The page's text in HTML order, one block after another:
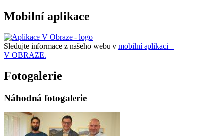
Mobilní aplikace
Sledujte informace z našeho webu v mobilní aplikaci –
V OBRAZE.
Fotogalerie
Náhodná fotogalerie